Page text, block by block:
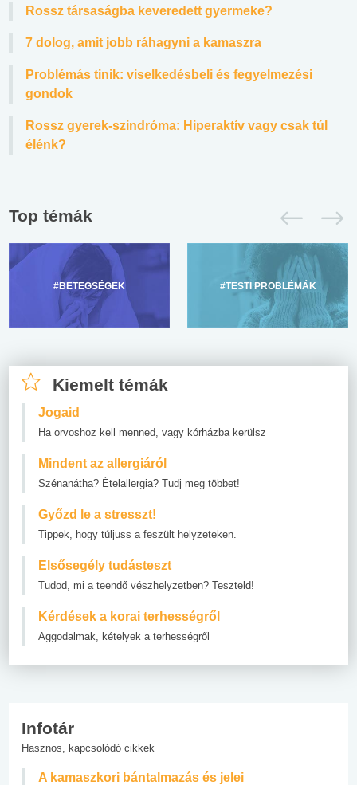
Rossz társaságba keveredett gyermeke?
7 dolog, amit jobb ráhagyni a kamaszra
Problémás tinik: viselkedésbeli és fegyelmezési
gondok
Rossz gyerek-szindróma: Hiperaktív vagy csak túl
élénk?
Top témák
#BETEGSÉGEK #TESTI PROBLÉMÁK
Kiemelt témák
Jogaid
Ha orvoshoz kell menned, vagy kórházba kerülsz
Mindent az allergiáról
Szénanátha? Ételallergia? Tudj meg többet!
Győzd le a stresszt!
Tippek, hogy túljuss a feszült helyzeteken.
Elsősegély tudásteszt
Tudod, mi a teendő vészhelyzetben? Teszteld!
Kérdések a korai terhességről
Aggodalmak, kételyek a terhességről
Infotár
Hasznos, kapcsolódó cikkek
A kamaszkori bántalmazás és jelei